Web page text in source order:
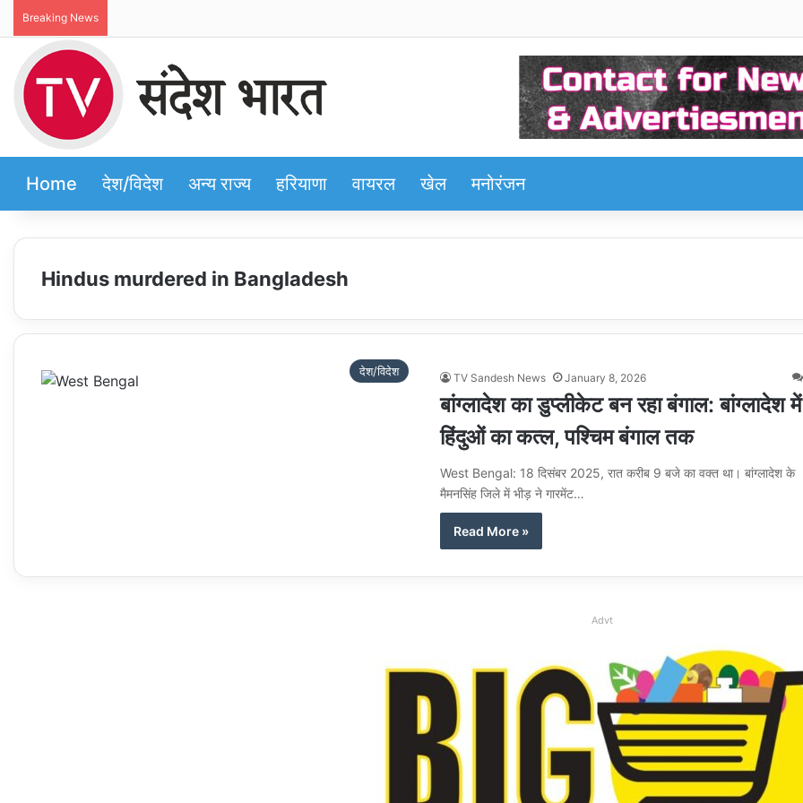
Breaking News
Home देश/विदेश अन्य राज्य हरियाणा वायरल खेल मनोरंजन
Hindus murdered in Bangladesh
देश/विदेश TV Sandesh News January 8, 2026
बांग्लादेश का डुप्लीकेट बन रहा बंगाल: बांग्लादेश में
हिंदुओं का कत्ल, पश्चिम बंगाल तक
West Bengal: 18 दिसंबर 2025, रात करीब 9 बजे का वक्त था। बांग्लादेश के
मैमनसिंह जिले में भीड़ ने गारमेंट…
Read More »
Advt